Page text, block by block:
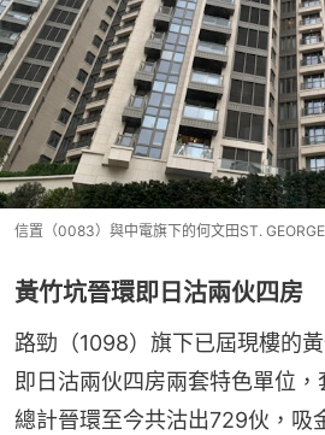
信置（0083）與中電旗下的何文田ST.
黃竹坑晉環即日沽兩伙四
路勁（1098）旗下已屆現樓的
即日沽兩伙四房兩套特色單位
總計晉環至今共沽出729伙，吸